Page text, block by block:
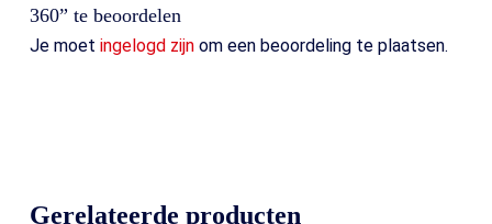
360” te beoordelen
Je moet ingelogd zijnom een beoordeling te plaatsen.
Gerelateerde producten